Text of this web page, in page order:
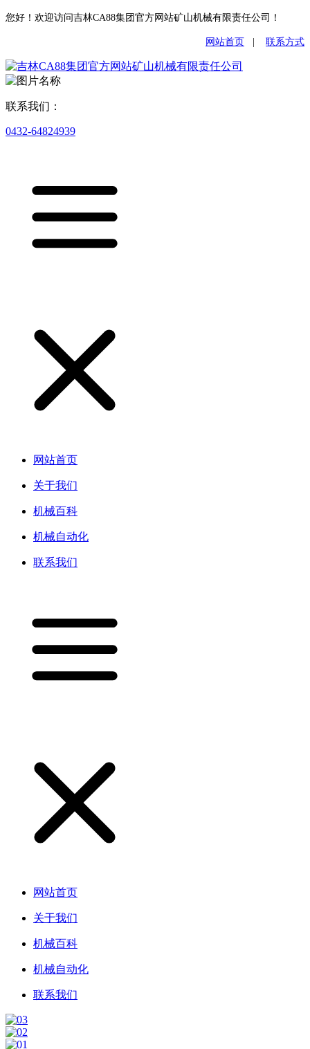
您好！欢迎访问吉林CA88集团官方网站矿山机械有限责任公司！
网站首页 联系方式
联系我们：
0432-64824939
网站首页
关于我们
机械百科
机械自动化
联系我们
网站首页
关于我们
机械百科
机械自动化
联系我们